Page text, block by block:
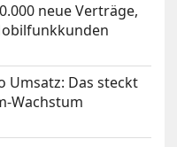
neue Verträge,
Umsatz: Das steckt
Wachstum